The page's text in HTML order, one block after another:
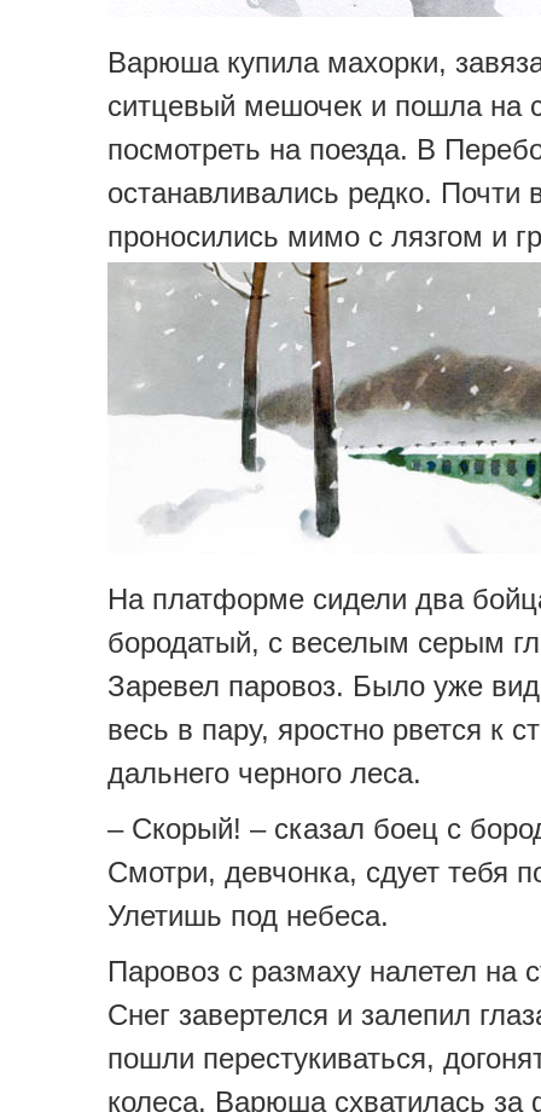
Варюша купила махорки,
ситцевый мешочек и пошла на
посмотреть на поезда. В
останавливались редко. Почти
проносились мимо с лязгом и
На платформе сидели два
бородатый, с веселым серым
Заревел паровоз. Было уже
весь в пару, яростно рвется к
дальнего черного леса.
– Скорый! – сказал боец с
Смотри, девчонка, сдует тебя
Улетишь под небеса.
Паровоз с размаху налетел на
Снег завертелся и залепил
пошли перестукиваться,
колеса. Варюша схватилась за